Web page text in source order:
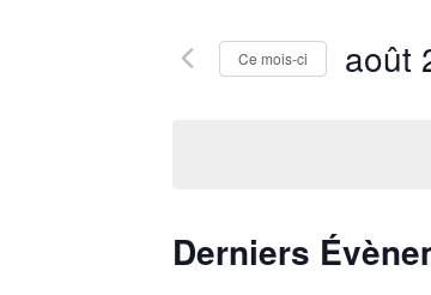
Ce mois-ci août
Derniers